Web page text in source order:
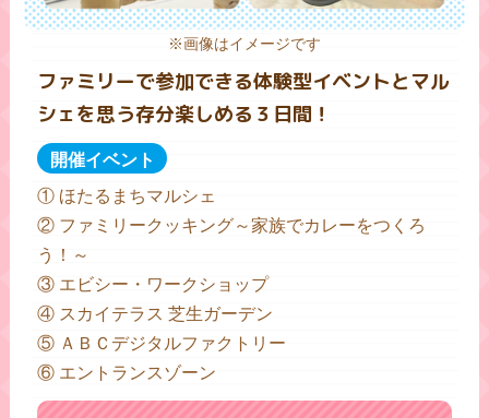
※画像はイメージです
ファミリーで参加できる体験型イベントとマル
シェを思う存分楽しめる３日間！
開催イベント
① ほたるまちマルシェ
② ファミリークッキング～家族でカレーをつくろ
う！～
③ エビシー・ワークショップ
④ スカイテラス 芝生ガーデン
⑤ ＡＢＣデジタルファクトリー
⑥ エントランスゾーン